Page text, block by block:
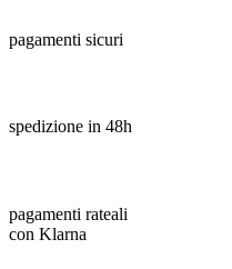
pagamenti sicuri
spedizione in 48h
pagamenti rateali
con Klarna